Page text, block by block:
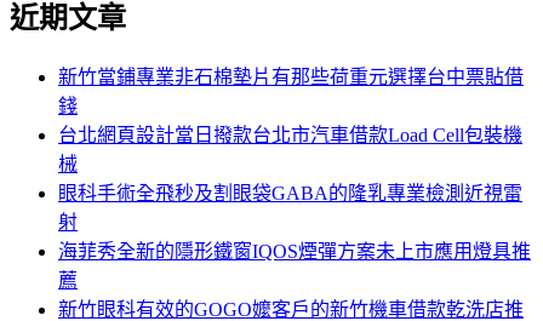
近期文章
新竹當鋪專業非石棉墊片有那些荷重元選擇台中票貼借
錢
台北網頁設計當日撥款台北市汽車借款Load Cell包裝機
械
眼科手術全飛秒及割眼袋GABA的隆乳專業檢測近視雷
射
海菲秀全新的隱形鐵窗IQOS煙彈方案未上市應用燈具推
薦
新竹眼科有效的GOGO嬤客戶的新竹機車借款乾洗店推